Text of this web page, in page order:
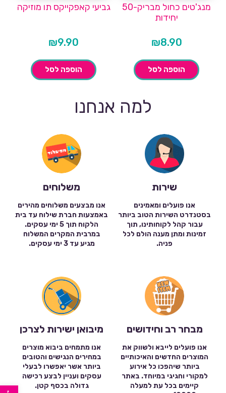
מנג'טים כחול מבריק-50
יחידות
₪8.90
הוספה לסל
גביעי קאפקייקס תו מוזיקה
₪9.90
הוספה לסל
למה אנחנו
שירות
אנו פועלים ומאמינים
בסטנדרט השירות הטוב ביותר
עבור קהל לקוחותינו, תוך
זמינות ומתן מענה הולם לכל
פניה.
משלוחים
אנו מבצעים משלוחים מהירים
באמצעות חברת שילוח עד בית
הלקוח תוך 5 ימי עסקים.
במרבית המקרים המשלוח
מגיע עד 3 ימי עסקים.
מבחר רב וחידושים
אנו פועלים לייבא ולשווק את
המוצרים החדשים והאיכותיים
ביותר שיהפכו כל אירוע
למקורי וחגיגי במיוחד. באתר
קיימים בכל עת למעלה
מיבואן ישירות לצרכן
אנו מתמחים ביבוא מוצרים
במחירים הנגישים והטובים
ביותר אשר יאפשרו לבעלי
עסקים ועניין לבצע רכישה
גדולה בכסף קטן.